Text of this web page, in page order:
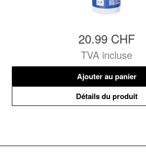
20.99 CHF
TVA incluse
Ajouter au panier
Détails du produit